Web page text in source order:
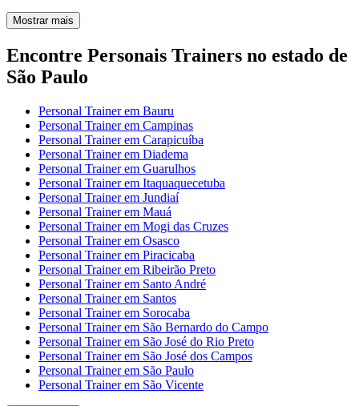
Mostrar mais
Encontre Personais Trainers no estado de
São Paulo
Personal Trainer em Bauru
Personal Trainer em Campinas
Personal Trainer em Carapicuíba
Personal Trainer em Diadema
Personal Trainer em Guarulhos
Personal Trainer em Itaquaquecetuba
Personal Trainer em Jundiaí
Personal Trainer em Mauá
Personal Trainer em Mogi das Cruzes
Personal Trainer em Osasco
Personal Trainer em Piracicaba
Personal Trainer em Ribeirão Preto
Personal Trainer em Santo André
Personal Trainer em Santos
Personal Trainer em Sorocaba
Personal Trainer em São Bernardo do Campo
Personal Trainer em São José do Rio Preto
Personal Trainer em São José dos Campos
Personal Trainer em São Paulo
Personal Trainer em São Vicente